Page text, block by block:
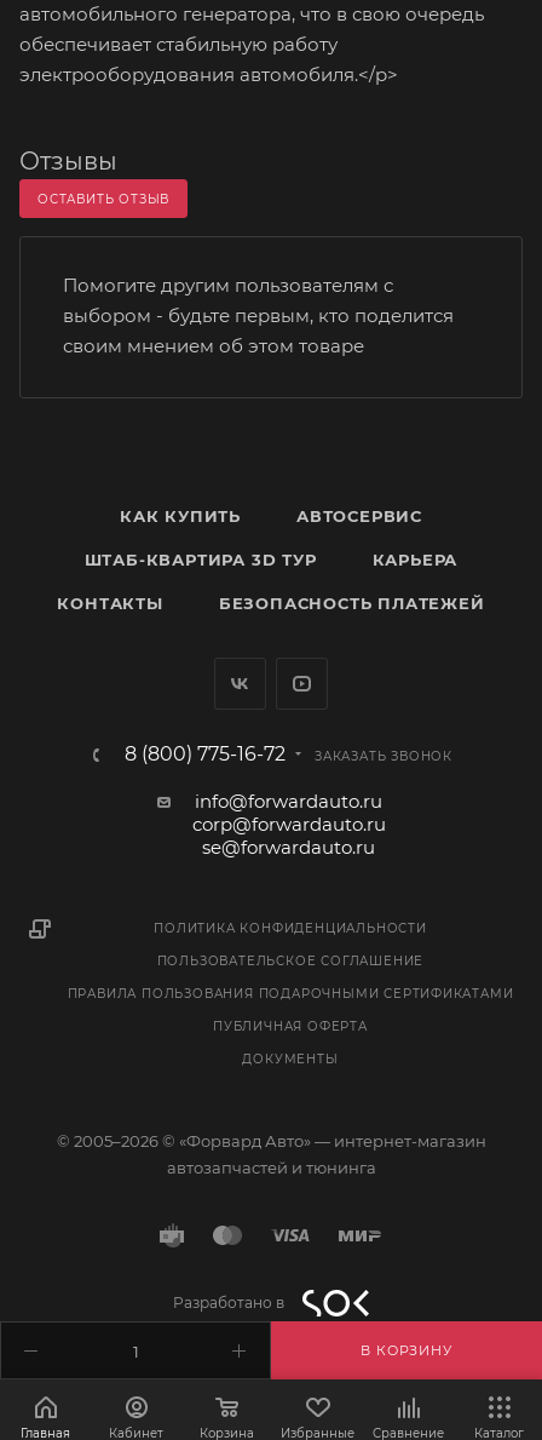
В КОРЗИНУ
автомобильного генератора, что в свою очередь
обеспечивает стабильную работу
электрооборудования автомобиля.</p>
Отзывы
ОСТАВИТЬ ОТЗЫВ
Помогите другим пользователям с
выбором - будьте первым, кто поделится
своим мнением об этом товаре
КАК КУПИТЬ АВТОСЕРВИС
ШТАБ-КВАРТИРА 3D ТУР КАРЬЕРА
КОНТАКТЫ БЕЗОПАСНОСТЬ ПЛАТЕЖЕЙ
8 (800) 775-16-72 ЗАКАЗАТЬ ЗВОНОК
info@forwardauto.ru
corp@forwardauto.ru
se@forwardauto.ru
ПОЛИТИКА КОНФИДЕНЦИАЛЬНОСТИ
ПОЛЬЗОВАТЕЛЬСКОЕ СОГЛАШЕНИЕ
ПРАВИЛА ПОЛЬЗОВАНИЯ ПОДАРОЧНЫМИ СЕРТИФИКАТАМИ
ПУБЛИЧНАЯ ОФЕРТА
ДОКУМЕНТЫ
© 2005–2026 © «Форвард Авто» — интернет-магазин
автозапчастей и тюнинга
Разработано в
Главная Кабинет Корзина Избранные Сравнение Каталог